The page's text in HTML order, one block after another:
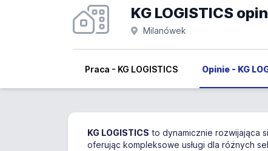
KG LOGISTICS
Milanówek
Praca - KG LOGISTICS Opinie - KG
KG LOGISTICS to dynamicznie rozwijająca
oferując kompleksowe usługi dla różnych